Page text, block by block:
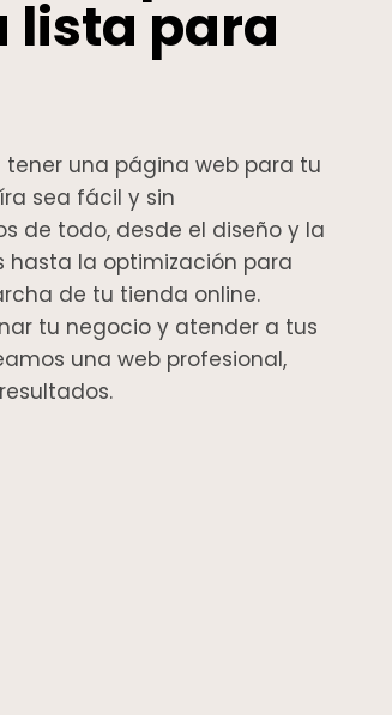
lista para
tener una página web para tu
sea fácil y sin
de todo, desde el diseño y la
hasta la optimización para
de tu tienda online.
tu negocio y atender a tus
una web profesional,